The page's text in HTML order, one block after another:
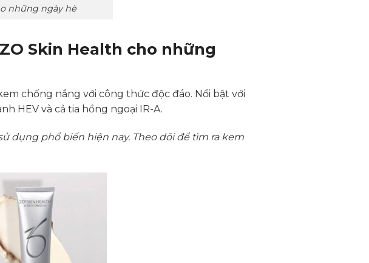
những ngày hè
Skin Health cho những
chống nắng với công thức độc đáo. Nổi bật với
HEV và cả tia hồng ngoại IR-A.
dụng phổ biến hiện nay. Theo dõi để tìm ra kem